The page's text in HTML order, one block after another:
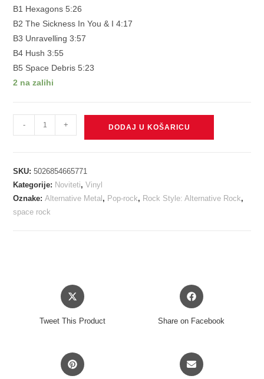
B1 Hexagons 5:26
B2 The Sickness In You & I 4:17
B3 Unravelling 3:57
B4 Hush 3:55
B5 Space Debris 5:23
2 na zalihi
-
translucent
red
&
- + DODAJ U KOŠARICU
SKU:5026854665771
Kategorije: Noviteti,Vinyl
Oznake:Alternative Metal , Pop-rock, Rock Style: Alternative Rock,
space rock
Opens
in
Tweet This Product
Opens
in
Share on Facebook
Opens
in
Opens
in